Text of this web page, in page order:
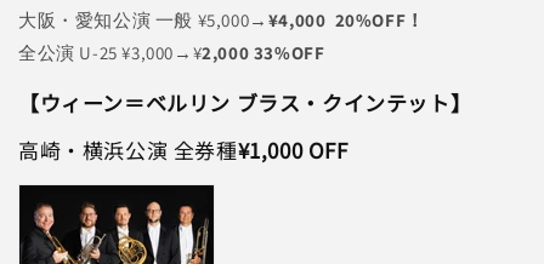
大阪・愛知公演 一般 ¥5,000→ ¥4,000 20%OFF！
全公演 U-25 ¥3,000→¥2,000 33%OFF
【ウィーン＝ベルリン ブラス・クインテット】
高崎・横浜公演 全券種¥1,000 OFF